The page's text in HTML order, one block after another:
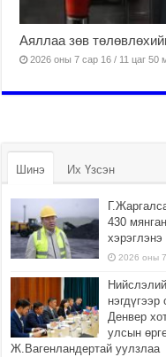
Аяллаа зөв
2026 оны 7 сар 16 / 11 цаг 50
Шинэ Их Үзсэн
430
хэрэглэнэ
2026 оны
Денвер
улсын
Ж.Вагенландертай уулзлаа